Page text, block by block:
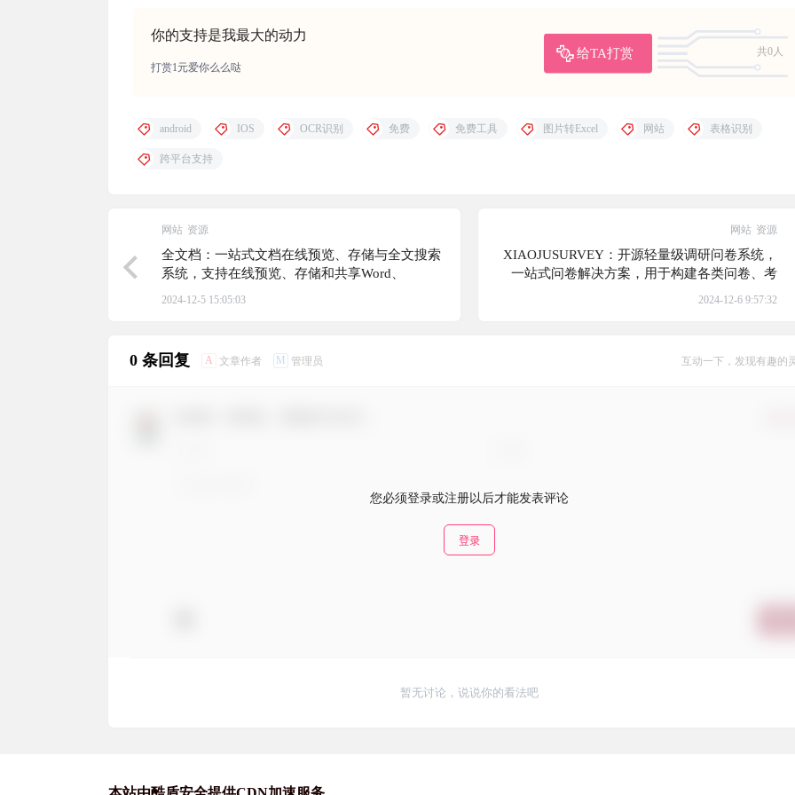
你的支持是我最大的动力
给TA打赏
共0人
打赏1元爱你么么哒
android IOS OCR识别 免费 免费工具 图片转Excel 网站 表格识别
跨平台支持
网站 资源
全文档：一站式文档在线预览、存储与全文搜索
系统，支持在线预览、存储和共享Word、
Excel、PowerPoint、PDF和图片等格式的文档
2024-12-5 15:05:03
网站 资源
XIAOJUSURVEY：开源轻量级调研问卷系统，
一站式问卷解决方案，用于构建各类问卷、考
试、测评和复杂表单，适用于多种调研场景，具
2024-12-6 9:57:32
0 条回复 A 文章作者 M 管理员 互动一下，发现有趣的
您必须登录或注册以后才能发表评论
登录
暂无讨论，说说你的看法吧